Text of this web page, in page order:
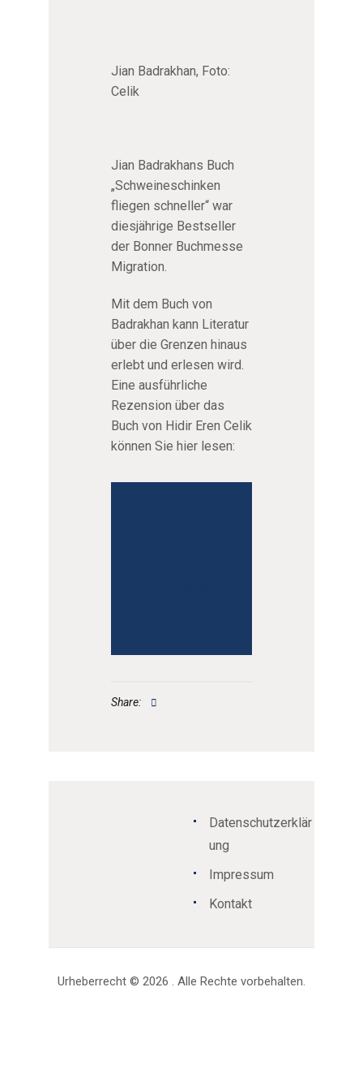
Jian Badrakhan, Foto:
Celik
Jian Badrakhans Buch
„Schweineschinken
fliegen schneller“ war
diesjährige Bestseller
der Bonner Buchmesse
Migration.
Mit dem Buch von
Badrakhan kann Literatur
über die Grenzen hinaus
erlebt und erlesen wird.
Eine ausführliche
Rezension über das
Buch von Hidir Eren Celik
können Sie hier lesen:
Share:
Datenschutzerklär
ung
Impressum
Kontakt
Urheberrecht © 2026 . Alle Rechte vorbehalten.